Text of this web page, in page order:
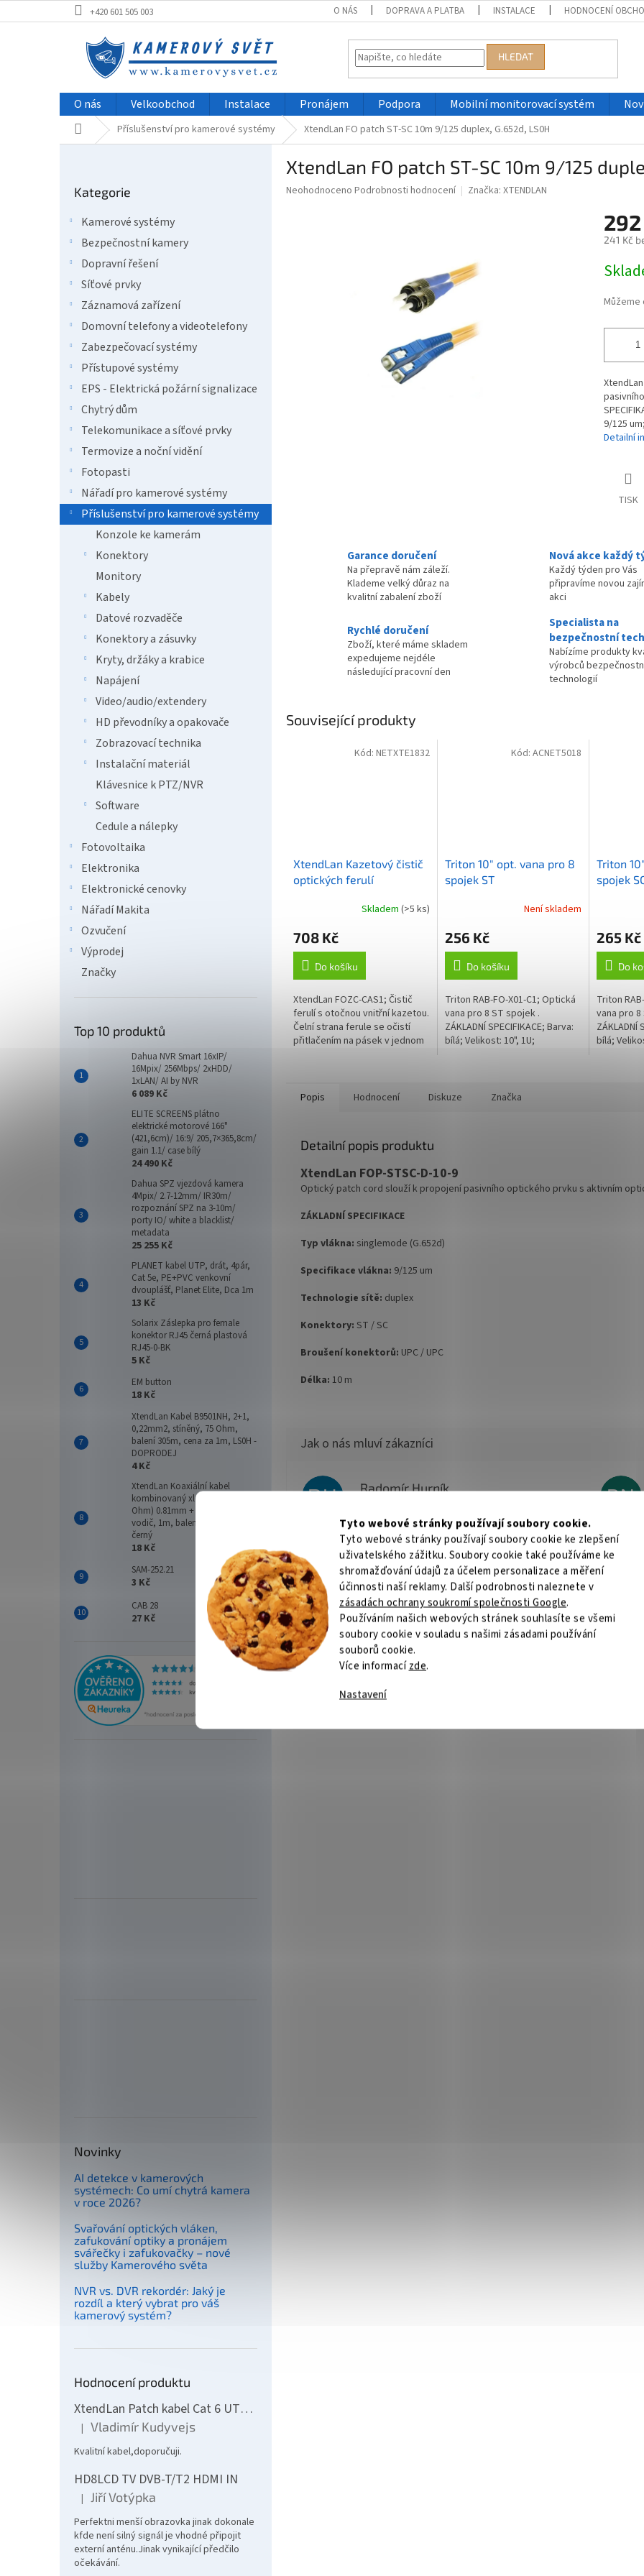
Tyto webové stránky používají soubory cookie.
Tyto webové stránky používají soubory cookie ke zlepšení
uživatelského zážitku. Soubory cookie také používáme ke
shromažďování údajů za účelem personalizace a měření
účinnosti naší reklamy. Další podrobnosti naleznete v
zásadách ochrany soukromí společnosti Google.
Používáním našich webových stránek souhlasíte se všemi
soubory cookie v souladu s našimi zásadami používání
souborů cookie.
Více informacízde.
Nastavení
na
+420 601 505 003 O NÁS DOPRAVA A PLATBA INSTALACE HODNOCENÍ
HLEDAT
O nás Velkoobchod Instalace Pronájem Podpora Mobilní monitorovací systém
Domů Příslušenství pro kamerové systémy XtendLan FO patch ST-SC 10m 9/125 duplex, G.652d, LS0H
kategorie
Kategorie
Kamerové systémy
Bezpečnostní kamery
Dopravní řešení
Síťové prvky
Záznamová zařízení
Domovní telefony a videotelefony
Zabezpečovací systémy
Přístupové systémy
EPS - Elektrická požární signalizace
Chytrý dům
Telekomunikace a síťové prvky
Termovize a noční vidění
Fotopasti
Nářadí pro kamerové systémy
Příslušenství pro kamerové systémy
Konzole ke kamerám
Konektory
Monitory
Kabely
Datové rozvaděče
Konektory a zásuvky
Kryty, držáky a krabice
Napájení
Video/audio/extendery
HD převodníky a opakovače
Zobrazovací technika
Instalační materiál
Klávesnice k PTZ/NVR
Software
Cedule a nálepky
Fotovoltaika
Elektronika
Elektronické cenovky
Nářadí Makita
Ozvučení
Výprodej
Značky
Top 10 produktů
Dahua NVR Smart 16xIP/
16Mpix/ 256Mbps/ 2xHDD/
1xLAN/ AI by NVR
6 089 Kč
ELITE SCREENS plátno
elektrické motorové 166"
(421,6cm)/ 16:9/ 205,7×365,8cm/
gain 1.1/ case bílý
24 490 Kč
Dahua SPZ vjezdová kamera
4Mpix/ 2.7-12mm/ IR30m/
rozpoznání SPZ na 3-10m/
porty IO/ white a blacklist/
metadata
25 255 Kč
PLANET kabel UTP, drát, 4pár,
Cat 5e, PE+PVC venkovní
dvouplášť, Planet Elite, Dca 1m
13 Kč
Solarix Záslepka pro female
konektor RJ45 černá plastová
RJ45-0-BK
5 Kč
EM button
18 Kč
XtendLan Kabel B9501NH, 2+1,
0,22mm2, stíněný, 75 Ohm,
balení 305m, cena za 1m, LS0H -
DOPRODEJ
4 Kč
XtendLan Koaxiální kabel
kombinovaný xl-RG 59B (75
Ohm) 0.81mm + 2x 1mm2
vodič, 1m, balení 200m, PE
černý
18 Kč
SAM-252.21
3 Kč
CAB 28
27 Kč
Novinky
AI detekce v kamerových
systémech: Co umí chytrá kamera
v roce 2026?
Svařování optických vláken,
zafukování optiky a pronájem
svářečky i zafukovačky – nové
služby Kamerového světa
NVR vs. DVR rekordér: Jaký je
rozdíl a který vybrat pro váš
kamerový systém?
Hodnocení produktu
XtendLan Patch kabel Cat 6 UTP 10m - šedý
Hodnocení produktu je 5 z 5 hvězdiček.
| Vladimír Kudyvejs
Kvalitní kabel,doporučuji.
HD8LCD TV DVB-T/T2 HDMI IN
Hodnocení produktu je 5 z 5 hvězdiček.
| Jiří Votýpka
Perfektni menší obrazovka jinak dokonale
kfde není silný signál je vhodné připojit
externí anténu.Jinak vynikající předčilo
očekávání.
XtendLan FO patch ST-SC 10m 9/125
Průměrné
Neohodnoceno Podrobnosti hodnocení Značka: XTENDLAN
241 Kč
cena:
Můžeme
9/125
Detailní
TISK
Garance doručení
Na přepravě nám záleží.
Klademe velký důraz na
kvalitní zabalení zboží
Nová akce každý
Každý týden pro Vás
připravíme novou
akci
Rychlé doručení
Zboží, které máme skladem
expedujeme nejdéle
následující pracovní den
Specialista na
bezpečnostní
Nabízíme produkty
výrobců
technologií
Související produkty
XtendLan Kazetový čistič
optických ferulí
Skladem (>5 ks)
708 Kč
Do košíku
XtendLan FOZC-CAS1; Čistič
ferulí s otočnou vnitřní kazetou.
Čelní strana ferule se očistí
přitlačením na pásek v jednom
Kód: NETXTE1832
Triton 10" opt. vana pro 8
spojek ST
Není skladem
256 Kč
Do košíku
Triton RAB-FO-X01-C1; Optická
vana pro 8 ST spojek .
ZÁKLADNÍ SPECIFIKACE; Barva:
bílá; Velikost: 10", 1U;
Kód: ACNET5018
Triton
spojek
265 Kč
Do
Triton
vana pro 8
ZÁKLADNÍ
bílá;
Popis Hodnocení Diskuze Značka
Detailní popis produktu
XtendLan FOP-STSC-D-10-9
Optický patch cord slouží k propojení pasivního optického prvku s aktivním
ZÁKLADNÍ SPECIFIKACE
Typ vlákna: singlemode (G.652d)
Specifikace vlákna: 9/125 um
Technologie sítě: duplex
Konektory: ST / SC
Broušení konektorů: UPC / UPC
Délka: 10 m
RH Radomír Hurník BN
Vše super
RS Roman Svačina
Hodnocení obchodu je 5 z 5 hvězdiček.
25.7.2026